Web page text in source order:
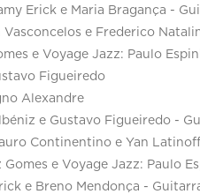
Erick e Maria Bragança -
Vasconcelos e Frederico
e Voyage Jazz: Paulo
Figueiredo
Alexandre
e Gustavo Figueiredo -
Continentino e Yan
e Voyage Jazz: Paulo
e Breno Mendonça -